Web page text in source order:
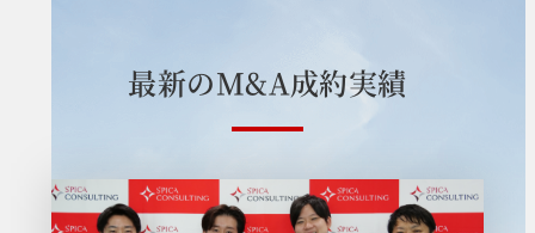
最新のM&A成約実績